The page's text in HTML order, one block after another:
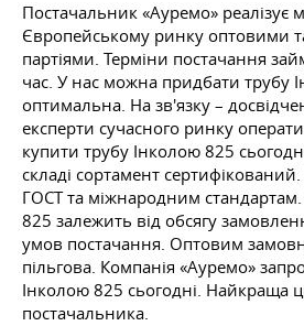
Постачальник «Ауремо» реалізує
Європейському ринку оптовими
партіями. Терміни постачання
час. У нас можна придбати трубу
оптимальна. На зв'язку –
експерти сучасного ринку
купити трубу Інколою 825
складі сортамент сертифікований.
ГОСТ та міжнародним
825 залежить від обсягу
умов постачання. Оптовим
пільгова. Компанія «Ауремо»
Інколою 825 сьогодні. Найкраща
постачальника.